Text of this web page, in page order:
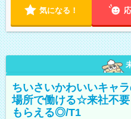
気になる！
ちいさいかわいいキャ
場所で働ける☆来社不
もらえる◎/T1